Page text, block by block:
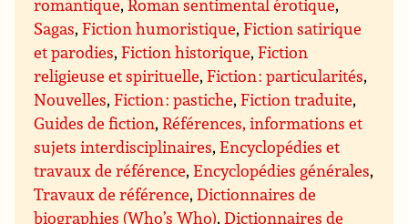
romantique,Roman sentimental érotique,
Sagas,Fiction humoristique,Fiction satirique
et parodies,Fiction historique,Fiction
religieuse et spirituelle,Fiction : particularités,
Nouvelles,Fiction : pastiche,Fiction traduite,
Guides de fiction,Références, informations et
sujets interdisciplinaires,Encyclopédies et
travaux de référence,Encyclopédies générales,
Travaux de référence,Dictionnaires de
biographies (Who’s Who),Dictionnaires de